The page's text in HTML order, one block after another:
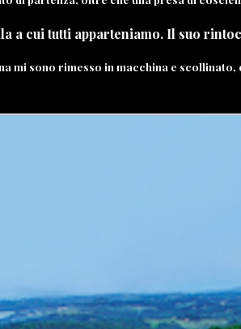
a cui tutti apparteniamo. Il suo
mi sono rimesso in macchina e scollinato,